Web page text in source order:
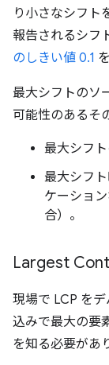
り小さなシフト
報告されるシフ
のしきい値 0.1
最大シフトのソ
可能性のあるそ
最大シフ
最大シフ
ケーショ
合）。
Largest
現場で LCP を
込みで最大の要
を知る必要があ